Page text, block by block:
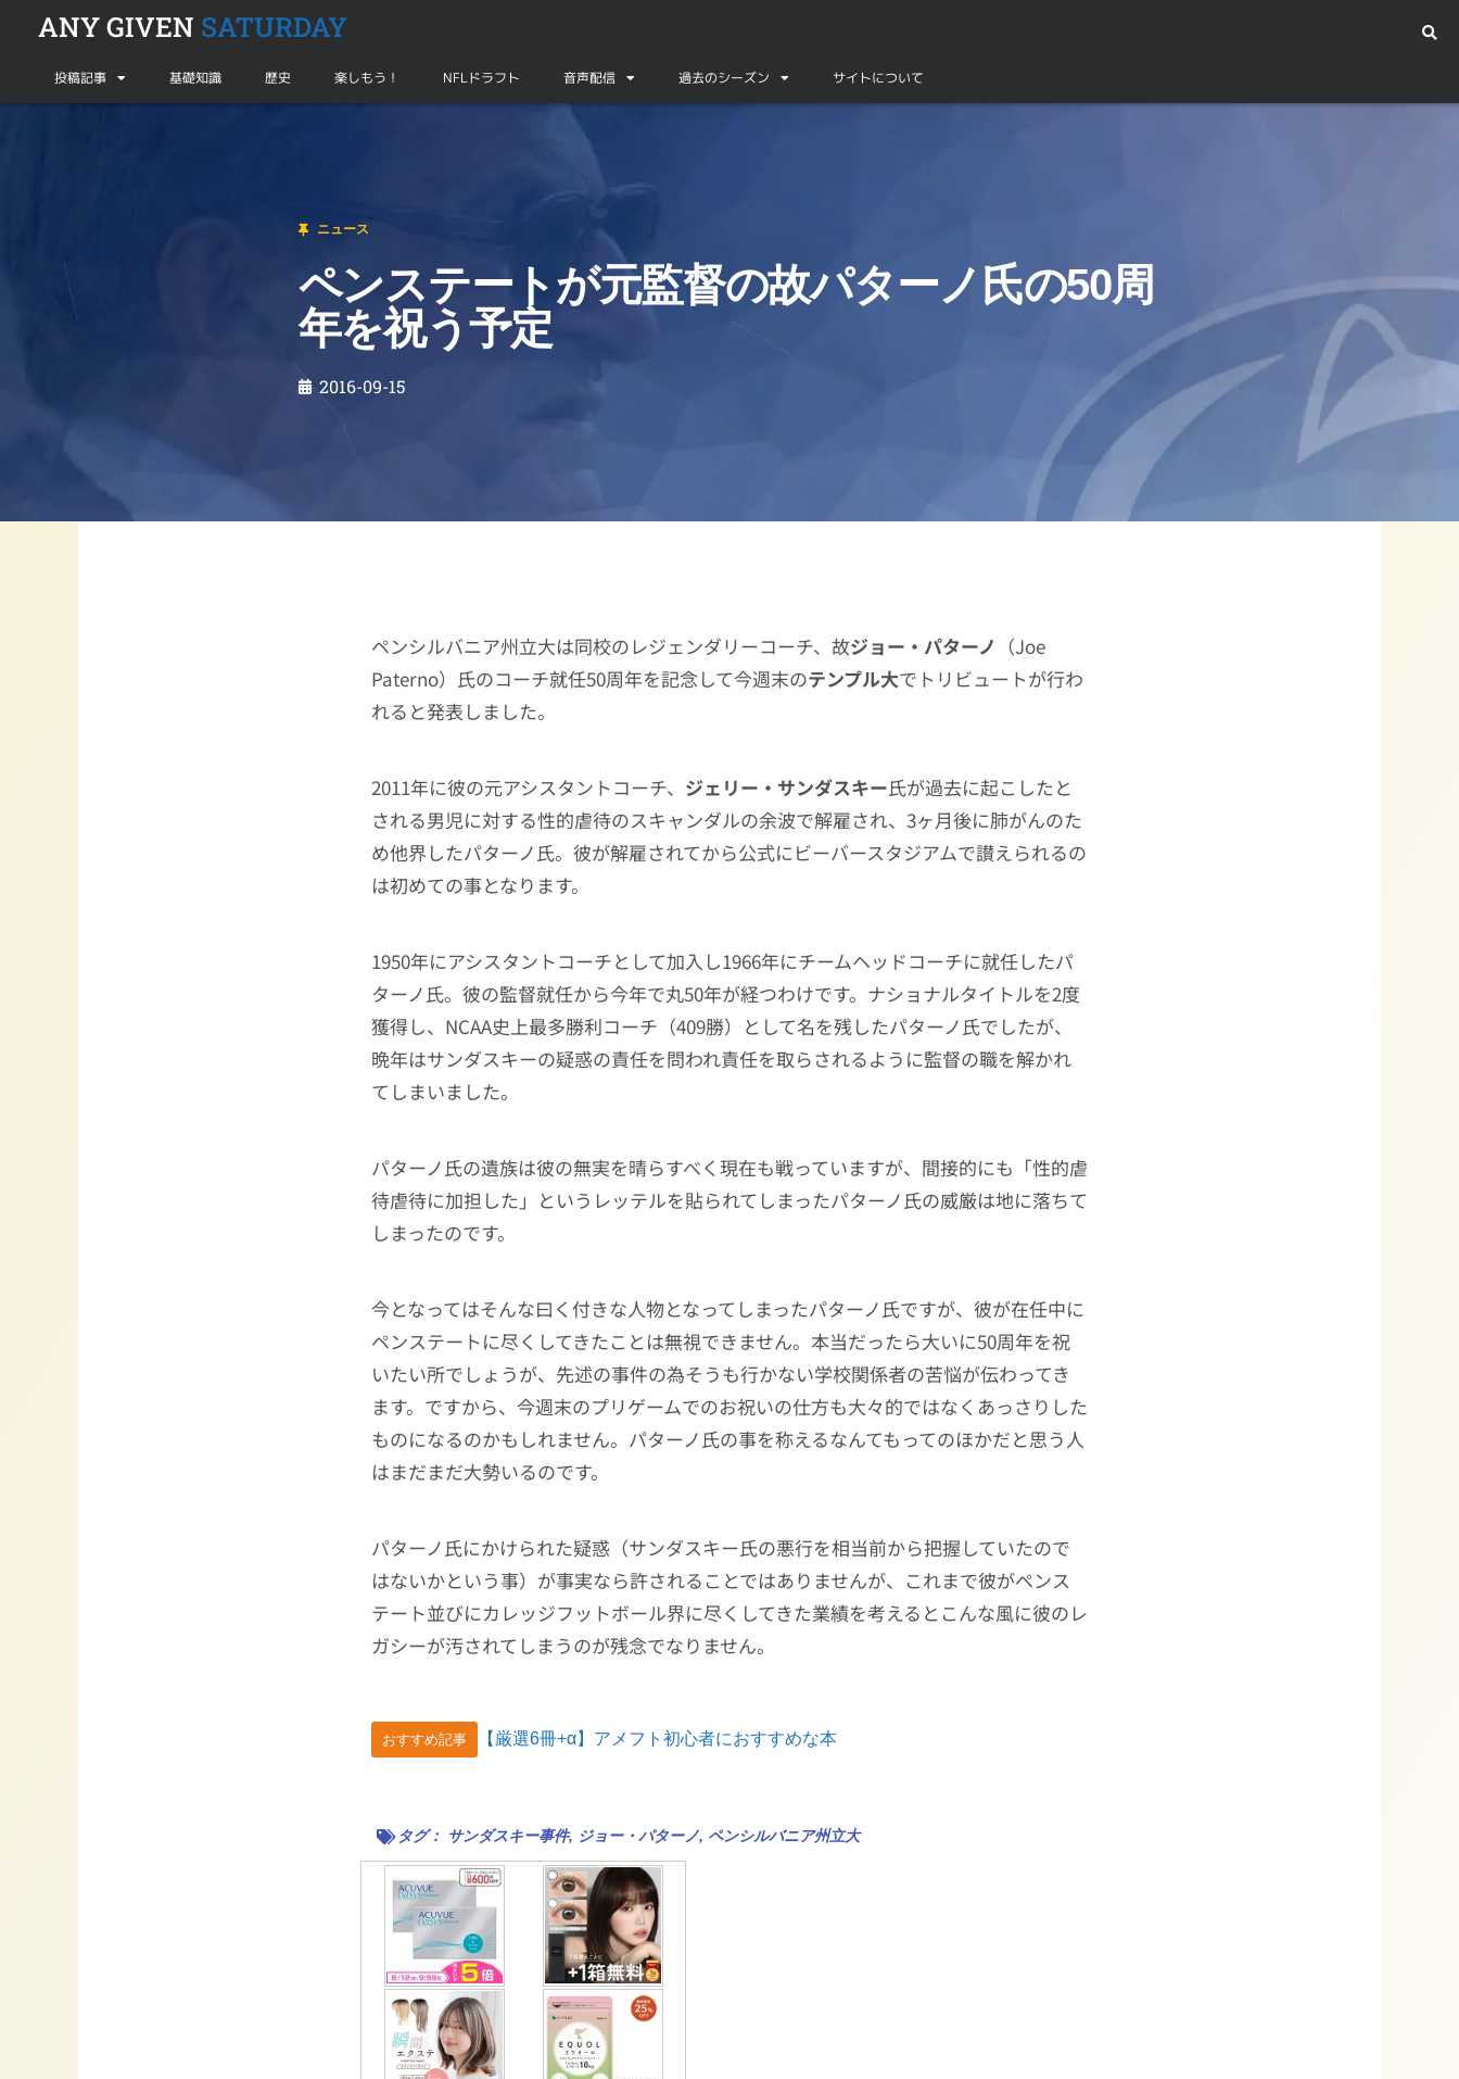
ANY GIVEN SATURDAY
投稿記事 基礎知識 歴史 楽しもう！ NFLドラフト 音声配信 過去のシーズン サイトについて
ペンステートが元監督の故パターノ氏の50周年を祝う予定
ニュース
ペンステートが元監督の故パターノ氏の50周
年を祝う予定
2016-09-15
ペンシルバニア州立大は同校のレジェンダリーコーチ、故ジョー・パターノ （Joe
Paterno）氏のコーチ就任50周年を記念して今週末のテンプル大でトリビュートが行わ
れると発表しました。
2011年に彼の元アシスタントコーチ、 ジェリー・サンダスキー氏が過去に起こしたと
される男児に対する性的虐待のスキャンダルの余波で解雇され、3ヶ月後に肺がんのた
め他界したパターノ氏。彼が解雇されてから公式にビーバースタジアムで讃えられるの
は初めての事となります。
1950年にアシスタントコーチとして加入し1966年にチームヘッドコーチに就任したパ
ターノ氏。彼の監督就任から今年で丸50年が経つわけです。ナショナルタイトルを2度
獲得し、NCAA史上最多勝利コーチ（409勝）として名を残したパターノ氏でしたが、
晩年はサンダスキーの疑惑の責任を問われ責任を取らされるように監督の職を解かれ
てしまいました。
パターノ氏の遺族は彼の無実を晴らすべく現在も戦っていますが、間接的にも「性的虐
待虐待に加担した」というレッテルを貼られてしまったパターノ氏の威厳は地に落ちて
しまったのです。
今となってはそんな曰く付きな人物となってしまったパターノ氏ですが、彼が在任中に
ペンステートに尽くしてきたことは無視できません。本当だったら大いに50周年を祝
いたい所でしょうが、先述の事件の為そうも行かない学校関係者の苦悩が伝わってき
ます。ですから、今週末のプリゲームでのお祝いの仕方も大々的ではなくあっさりした
ものになるのかもしれません。パターノ氏の事を称えるなんてもってのほかだと思う人
はまだまだ大勢いるのです。
パターノ氏にかけられた疑惑（サンダスキー氏の悪行を相当前から把握していたので
はないかという事）が事実なら許されることではありませんが、これまで彼がペンス
テート並びにカレッジフットボール界に尽くしてきた業績を考えるとこんな風に彼のレ
ガシーが汚されてしまうのが残念でなりません。
おすすめ記事 【厳選6冊+α】アメフト初心者におすすめな本
タグ： サンダスキー事件, ジョー・パターノ, ペンシルバニア州立大